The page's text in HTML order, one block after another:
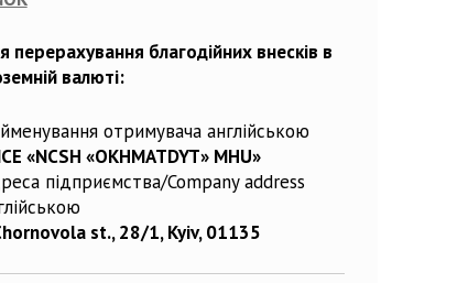
перерахування благодійних внесків в
валюті:
отримувача англійською
«NCSH «OKHMATDYT» MHU»
підприємства/Company address
st., 28/1, Kyiv, 01135